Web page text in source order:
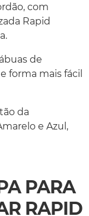
com
Rapid
de
forma mais fácil
da
e Azul,
PARA
RAPID